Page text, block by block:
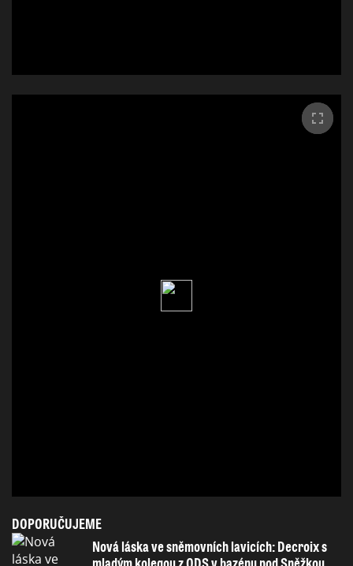
DOPORUČUJEME
Nová láska ve sněmovních lavicích: Decroix s